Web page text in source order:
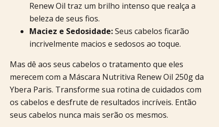
Renew Oil traz um brilho intenso que realça a
beleza de seus fios.
Maciez e Sedosidade:Seus cabelos ficarão
incrivelmente macios e sedosos ao toque.
Mas dê aos seus cabelos o tratamento que eles
merecem com a Máscara Nutritiva Renew Oil 250g da
Ybera Paris. Transforme sua rotina de cuidados com
os cabelos e desfrute de resultados incríveis. Então
seus cabelos nunca mais serão os mesmos.